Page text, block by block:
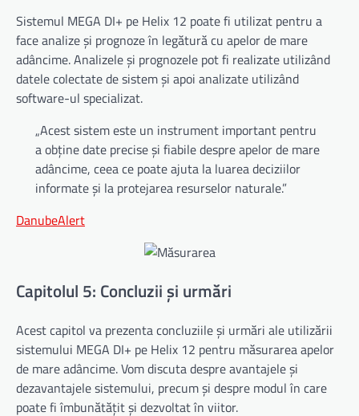
Sistemul MEGA DI+ pe Helix 12 poate fi utilizat pentru a
face analize și prognoze în legătură cu apelor de mare
adâncime. Analizele și prognozele pot fi realizate utilizând
datele colectate de sistem și apoi analizate utilizând
software-ul specializat.
„Acest sistem este un instrument important pentru
a obține date precise și fiabile despre apelor de mare
adâncime, ceea ce poate ajuta la luarea deciziilor
informate și la protejarea resurselor naturale.”
DanubeAlert
Capitolul 5: Concluzii și urmări
Acest capitol va prezenta concluziile și urmări ale utilizării
sistemului MEGA DI+ pe Helix 12 pentru măsurarea apelor
de mare adâncime. Vom discuta despre avantajele și
dezavantajele sistemului, precum și despre modul în care
poate fi îmbunătățit și dezvoltat în viitor.